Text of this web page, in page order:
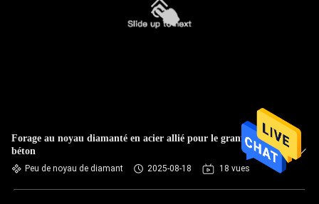
Forage au noyau diamanté en acier allié pour le granit de
béton
Peu de noyau de diamant 2025-08-18 18 vues